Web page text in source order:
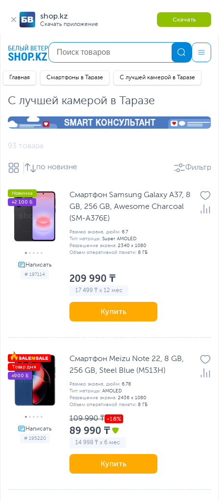
shop.kz
Скачать приложение
Скачать
Главная Смартфоны в Таразе С лучшей камерой в Таразе
С лучшей камерой в Таразе
93 товара
по новизне Фильтр
# 197114
Новинка
+2 100 Б
Смартфон Samsung Galaxy A37, 8
GB, 256 GB, Awesome Charcoal
(SM-A376E)
Размер экрана, дюйм: 6.7
Тип матрицы: Super AMOLED
Разрешение экрана: 2340 x 1080
Объем оперативной памяти: 8 ГБ
209 990 ₸
17 499 ₸ x 12 мес
Купить
# 195220
Товар дня
+900 Б
Смартфон Meizu Note 22, 8 GB,
256 GB, Steel Blue (M513H)
Размер экрана, дюйм: 6.78
Тип матрицы: AMOLED
Разрешение экрана: 2436 x 1080
Объем оперативной памяти: 8 ГБ
109 990 ₸
89 990 ₸
14 998 ₸ x 6 мес
Купить